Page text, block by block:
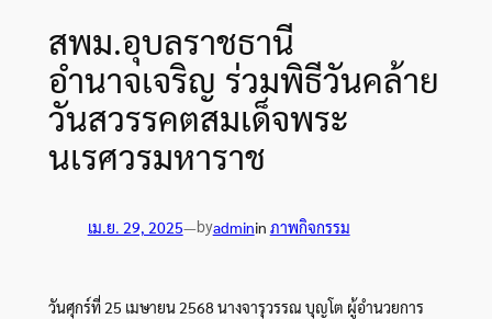
สพม.อุบลราชธานี
อำนาจเจริญ ร่วมพิธีวันคล้าย
วันสวรรคตสมเด็จพระ
นเรศวรมหาราช
เม.ย. 29, 2025—byadminin ภาพกิจกรรม
วันศุกร์ที่ 25 เมษายน 2568 นางจารุวรรณ บุญโต ผู้อำนวยการ